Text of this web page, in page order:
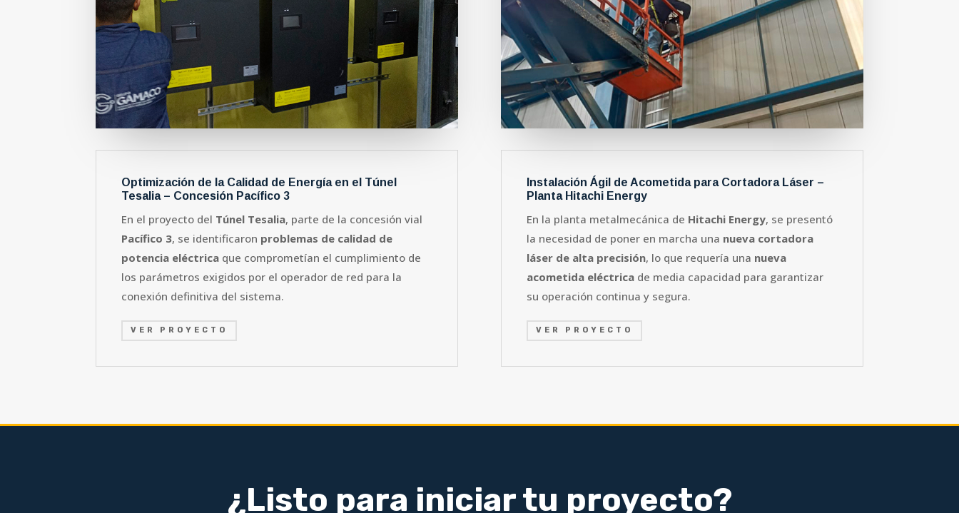
Optimización de la Calidad de Energía en el Túnel
Tesalia – Concesión Pacífico 3
En el proyecto del Túnel Tesalia, parte de la concesión vial
Pacífico 3, se identificaron problemas de calidad de
potencia eléctrica que comprometían el cumplimiento de
los parámetros exigidos por el operador de red para la
conexión definitiva del sistema.
VER PROYECTO
Instalación Ágil de Acometida para Cortadora Láser –
Planta Hitachi Energy
En la planta metalmecánica de Hitachi Energy, se presentó
la necesidad de poner en marcha una nueva cortadora
láser de alta precisión, lo que requería una nueva
acometida eléctricade media capacidad para garantizar
su operación continua y segura.
VER PROYECTO
¿Listo para iniciar tu proyecto?